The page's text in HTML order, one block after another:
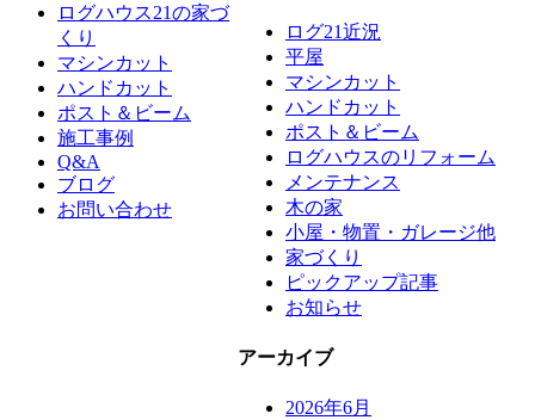
ログ21近況
平屋
マシンカット
ハンドカット
ポスト＆ビーム
ログハウスのリフォーム
メンテナンス
木の家
小屋・物置・ガレージ他
家づくり
ピックアップ記事
お知らせ
アーカイブ
2026年6月
ログハウス21の家づ
くり
マシンカット
ハンドカット
ポスト＆ビーム
施工事例
Q&A
ブログ
お問い合わせ